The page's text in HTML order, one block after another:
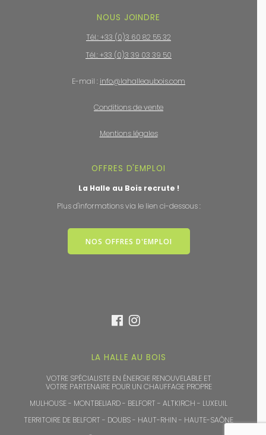
LA HALLE AU BOIS
VOTRE SPÉCIALISTE EN ÉNERGIE RENOUVELABLE ET
VOTRE PARTENAIRE POUR UN CHAUFFAGE PROPRE
MULHOUSE - MONTBELIARD - BELFORT - ALTKIRCH - LUXEUIL
TERRITOIRE DE BELFORT - DOUBS - HAUT-RHIN - HAUTE-SAÔNE
NOUS JOINDRE
Tél.: +33 (0)3 60 82 55 32
Tél.: +33 (0)3 39 03 39 50
E-mail : info@lahalleaubois.com
Conditions de vente
Mentions légales
OFFRES D'EMPLOI
La Halle au Bois recrute !
Plus d'informations via le lien ci-dessous :
NOS OFFRES D'EMPLOI